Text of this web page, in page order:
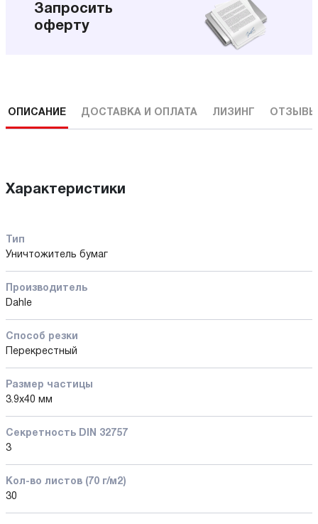
Запросить
оферту
ОПИСАНИЕ ДОСТАВКА И ОПЛАТА ЛИЗИНГ
Характеристики
Тип
Уничтожитель бумаг
Производитель
Dahle
Способ резки
Перекрестный
Размер частицы
3.9x40 мм
Секретность DIN 32757
3
Кол-во листов (70 г/м2)
30